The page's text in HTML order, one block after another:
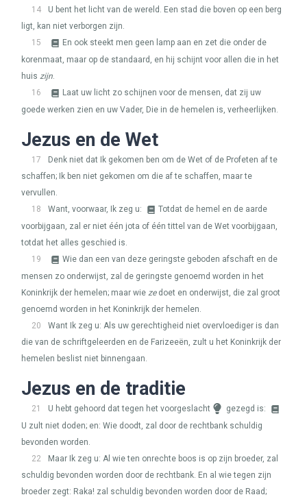
14
U bent het licht van de wereld. Een stad die boven op een berg
ligt, kan niet verborgen zijn.
15
En ook steekt men geen lamp aan en zet die onder de
korenmaat, maar op de standaard, en hij schijnt voor allen die in het
huis zijn.
16
Laat uw licht zo schijnen voor de mensen, dat zij uw
goede werken zien en uw Vader, Die in de hemelen is, verheerlijken.
Jezus en de Wet
17
Denk niet dat Ik gekomen ben om de Wet of de Profeten af te
schaffen; Ik ben niet gekomen om die af te schaffen, maar te
vervullen.
18
Want, voorwaar, Ik zeg u:
Totdat de hemel en de aarde
voorbijgaan, zal er niet één jota of één tittel van de Wet voorbijgaan,
totdat het alles geschied is.
19
Wie dan een van deze geringste geboden afschaft en de
mensen zo onderwijst, zal de geringste genoemd worden in het
Koninkrijk der hemelen; maar wie zedoet en onderwijst, die zal groot
genoemd worden in het Koninkrijk der hemelen.
20
Want Ik zeg u: Als uw gerechtigheid niet overvloediger is dan
die van de schriftgeleerden en de Farizeeën, zult u het Koninkrijk der
hemelen beslist niet binnengaan.
Jezus en de traditie
21 U hebt gehoord dat tegen het voorgeslacht
gezegd is:
U zult niet doden; en: Wie doodt, zal door de rechtbank schuldig
bevonden worden.
22
Maar Ik zeg u: Al wie ten onrechte boos is op zijn broeder, zal
schuldig bevonden worden door de rechtbank. En al wie tegen zijn
broeder zegt: Raka! zal schuldig bevonden worden door de Raad;